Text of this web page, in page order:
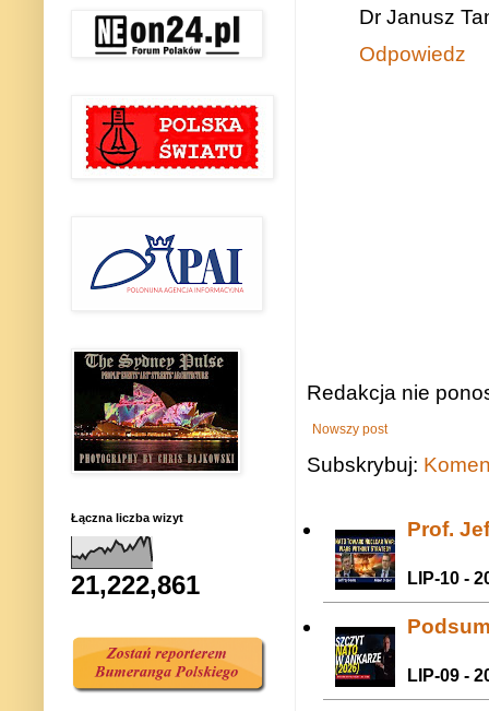
Dr Janusz
Odpowiedz
Redakcja nie
Nowszy post
Subskrybuj:
Prof.
LIP-10 -
LIP-09 -
Łączna liczba wizyt
21,222,861